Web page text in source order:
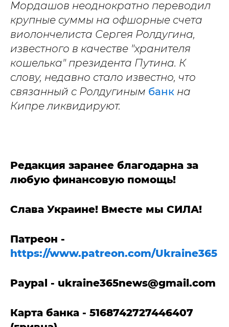
Мордашов неоднократно переводил
крупные суммы на офшорные счета
виолончелиста Сергея Ролдугина,
известного в качестве "хранителя
кошелька" президента Путина. К
слову, недавно стало известно, что
связанный с Ролдугиным банк на
Кипре ликвидируют.
Редакция заранее благодарна за
любую финансовую помощь!
Слава Украине! Вместе мы СИЛА!
Патреон -
https://www.patreon.com/Ukraine365
Paypal - ukraine365news@gmail.com
Карта банка - 5168742727446407